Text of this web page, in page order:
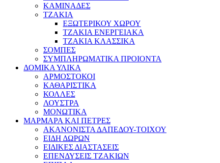
ΚΑΜΙΝΑΔΕΣ
ΤΖΑΚΙΑ
ΕΞΩΤΕΡΙΚΟΥ ΧΩΡΟΥ
ΤΖΑΚΙΑ ΕΝΕΡΓΕΙΑΚΑ
ΤΖΑΚΙΑ ΚΛΑΣΣΙΚΑ
ΣΟΜΠΕΣ
ΣΥΜΠΛΗΡΩΜΑΤΙΚΑ ΠΡΟΙΟΝΤΑ
ΔΟΜΙΚΑ ΥΛΙΚΑ
ΑΡΜΟΣΤΟΚΟΙ
ΚΑΘΑΡΙΣΤΙΚΑ
ΚΟΛΛΕΣ
ΛΟΥΣΤΡΑ
ΜΟΝΩΤΙΚΑ
ΜΑΡΜΑΡΑ ΚΑΙ ΠΕΤΡΕΣ
ΑΚΑΝΟΝΙΣΤΑ ΔΑΠΕΔΟΥ-ΤΟΙΧΟΥ
ΕΙΔΗ ΔΩΡΩΝ
ΕΙΔΙΚΕΣ ΔΙΑΣΤΑΣΕΙΣ
ΕΠΕΝΔΥΣΕΙΣ ΤΖΑΚΙΩΝ